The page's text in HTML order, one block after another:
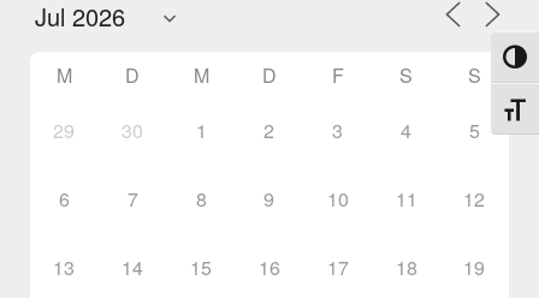
M D M D F S S
29 30 1 2 3 4 5
6 7 8 9 10 11 12
13 14 15 16 17 18 19